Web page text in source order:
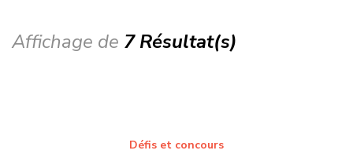
Affichage de 7 Résultat(s)
Défis et concours